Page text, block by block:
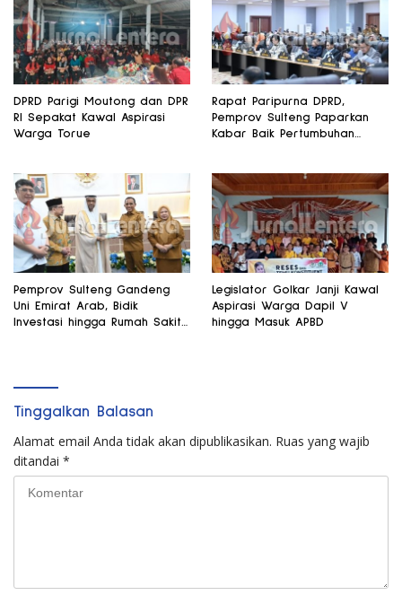
DPRD Parigi Moutong dan DPR
RI Sepakat Kawal Aspirasi
Warga Torue
Rapat Paripurna DPRD,
Pemprov Sulteng Paparkan
Kabar Baik Pertumbuhan
Pemprov Sulteng Gandeng
Uni Emirat Arab, Bidik
Investasi hingga Rumah Sakit
Legislator Golkar Janji Kawal
Aspirasi Warga Dapil V
hingga Masuk APBD
Tinggalkan Balasan
Alamat email Anda tidak akan dipublikasikan. Ruas yang wajib
ditandai *